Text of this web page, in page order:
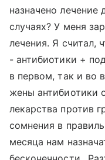
назначено
случаях? У меня
лечения. Я считал,
- антибиотики +
в первом, так и во
жены антибиотики
лекарства против
сомнения в
месяца нам